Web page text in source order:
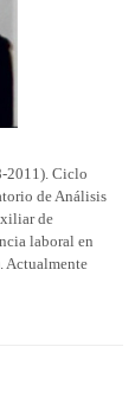
2011). Ciclo
de Análisis
de
laboral en
Actualmente